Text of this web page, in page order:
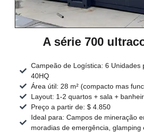
A série 700
Campeão de Logística: 6 Unidades
40HQ
Área útil: 28 m² (compacto mas
Layout: 1-2 quartos + sala +
Preço a partir de: $ 4.850
Ideal para: Campos de mineração
moradias de emergência, glamping